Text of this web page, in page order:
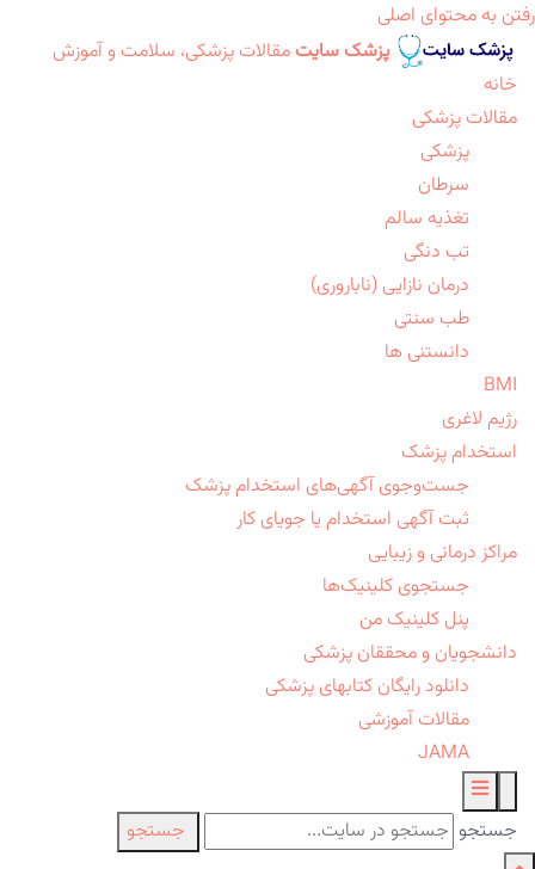
رفتن به محتوای اصلی
پزشک سایت مقالات پزشکی، سلامت و آموزش
خانه
مقالات پزشکی
پزشکی
سرطان
تغذیه سالم
تب دنگی
درمان نازایی (ناباروری)
طب سنتی
دانستنی ها
BMI
رژیم لاغری
استخدام پزشک
جست‌وجوی آگهی‌های استخدام پزشک
ثبت آگهی استخدام یا جویای کار
مراکز درمانی و زیبایی
جستجوی کلینیک‌ها
پنل کلینیک من
دانشجویان و محققان پزشکی
دانلود رایگان کتابهای پزشکی
مقالات آموزشی
JAMA
جستجو جستجو